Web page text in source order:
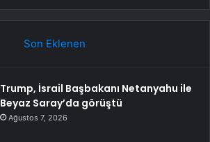
Son Eklenen
Trump, İsrail Başbakanı Netanyahu ile
Beyaz Saray’da görüştü
Ağustos 7, 2026